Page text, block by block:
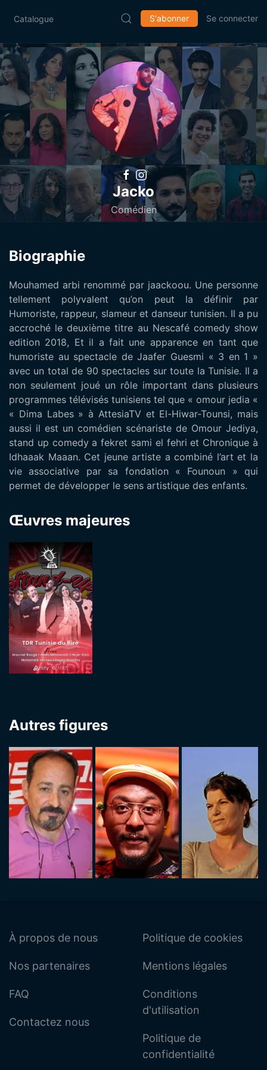
Catalogue S'abonner Se connecter
Jacko
Comédien
Biographie
Mouhamed arbi renommé par jaackoou. Une personne
tellement polyvalent qu’on peut la définir par
Humoriste, rappeur, slameur et danseur tunisien. Il a pu
accroché le deuxième titre au Nescafé comedy show
edition 2018, Et il a fait une apparence en tant que
humoriste au spectacle de Jaafer Guesmi « 3 en 1 »
avec un total de 90 spectacles sur toute la Tunisie. Il a
non seulement joué un rôle important dans plusieurs
programmes télévisés tunisiens tel que « omour jedia «
« Dima Labes » à AttesiaTV et El-Hiwar-Tounsi, mais
aussi il est un comédien scénariste de Omour Jediya,
stand up comedy a fekret sami el fehri et Chronique à
Idhaaak Maaan. Cet jeune artiste a combiné l’art et la
vie associative par sa fondation « Founoun » qui
permet de développer le sens artistique des enfants.
Œuvres majeures
Autres figures
À propos de nous
Nos partenaires
FAQ
Contactez nous
Politique de cookies
Mentions légales
Conditions
d'utilisation
Politique de
confidentialité